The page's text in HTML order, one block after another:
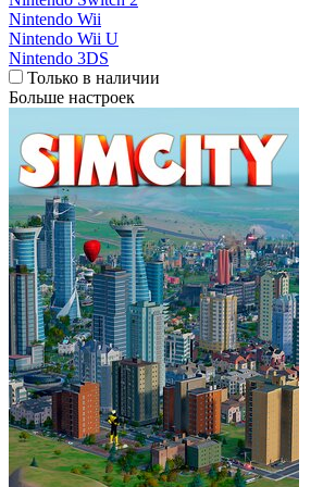
Nintendo Wii
Nintendo Wii U
Nintendo 3DS
Только в наличии
Больше настроек